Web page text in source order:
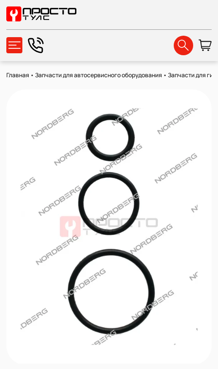
Главная •Запчасти для автосервисного оборудования •Запчасти для